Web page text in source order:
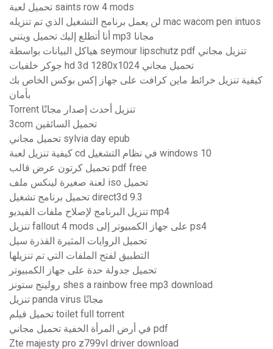
تحميل لعبة saints row 4 mods
لن يعمل برنامج التشغيل الذي تم تنزيله mac wacom pen intuos
أنا أتطلع إليك تحميل ويتني mp3 مجانا
هياكل البيانات بواسطة seymour lipschutz pdf تنزيل مجاني
جوكر خلفيات hd 3d 1280x1024 تحميل مجاني
كيفية تنزيل خرائط ماين كرافت على جهاز إكس بوكس ​​الخاص بك
بأمان
Torrent تنزيل أحدث إصدار مجانًا
3com تحميل السائقين
تحميل مجاني sylvia day epub
كيفية تنزيل لعبة cd في نظام التشغيل windows 10
تحميل كرتون عرض قالب pdf free
لعنة صغيرة لينكس ملف iso تحميل
تحميل برنامج تشغيل direct3d 9.3
تنزيل البرنامج لإصلاح ملفات الفيديو mp4
تنزيل fallout 4 mods على جهاز الكمبيوتر إلى ps4
تحميل الروايات المثيرة القذرة سيل
التطبيق لفتح الملفات التي تم تنزيلها
تحميل جدولة حدة على جهاز الكمبيوتر
رولينج ستونز shes a rainbow free mp3 download
تنزيل panda virus مجانًا
تحميل فيلم toilet full torrent
في أرض المرأة الخفية تحميل مجاني pdf
Zte majesty pro z799vl driver download